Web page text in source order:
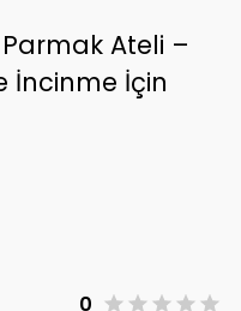
Parmak Ateli –
İncinme İçin
0